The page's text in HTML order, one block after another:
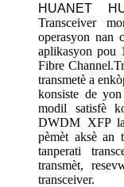
HUANET
Transceiver
operasyon nan
aplikasyon
Fibre
transmetè a
konsiste de
modil satisfè
DWDM XFP
pèmèt aksè an
tanperati
transmèt,
transceiver.